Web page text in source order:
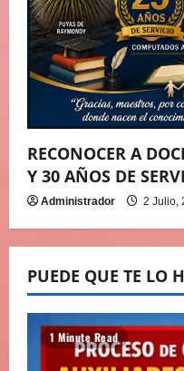
RECONOCER A
Y 30 AÑOS DE
Administrador 2 Julio,
PUEDE QUE TE LO
1 Minute Read